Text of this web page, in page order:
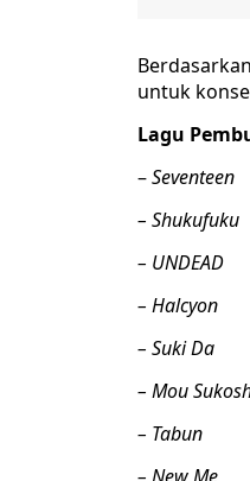
untuk
Lagu
–Seventeen
– Shukufuku
– UNDEAD
– Halcyon
– Suki Da
– Mou
– Tabun